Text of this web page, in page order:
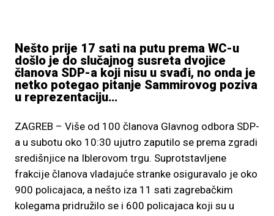
Nešto prije 17 sati na putu prema WC-u
došlo je do slučajnog susreta dvojice
članova SDP-a koji nisu u svađi, no onda je
netko potegao pitanje Sammirovog poziva
u reprezentaciju…
ZAGREB – Više od 100 članova Glavnog odbora SDP-
a u subotu oko 10:30 ujutro zaputilo se prema zgradi
središnjice na Iblerovom trgu. Suprotstavljene
frakcije članova vladajuće stranke osiguravalo je oko
900 policajaca, a nešto iza 11 sati zagrebačkim
kolegama pridružilo se i 600 policajaca koji su u